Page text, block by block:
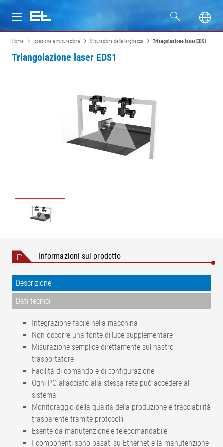
Prodotti
Home Ispezione e misurazione Misurazione della larghezza Triangolazione laser EDS1
Triangolazione laser EDS1
Informazioni sul prodotto
Descrizione
Dati tecnici
Integrazione facile nella macchina
Non occorre una fonte di luce supplementare
Misurazione semplice direttamente sul nastro
trasportatore
Facilità di comando e di configurazione
Ogni PC allacciato alla stessa rete può accedere al
sistema
Monitoraggio della qualità della produzione e tracciabilità
trasparente tramite protocolli
Esente da manutenzione e telecomandabile
I componenti sono basati su Ethernet e la manutenzione